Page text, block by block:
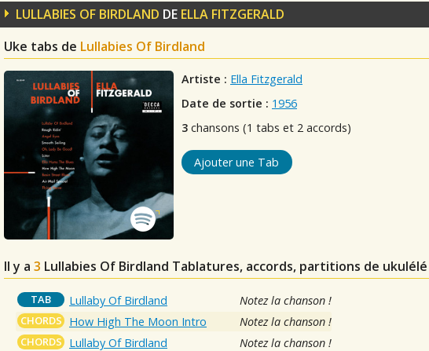
LULLABIES OF BIRDLAND DE ELLA FITZGERALD
Uke tabs de Lullabies Of Birdland
Artiste : Ella Fitzgerald
Date de sortie : 1956
3 chansons (1 tabs et 2 accords)
Ajouter une Tab
Il y a 3 Lullabies Of Birdland Tablatures, accords, partitions de
TAB Lullaby Of Birdland Notez la chanson !
CHORDS How High The Moon Intro Notez la chanson !
CHORDS Lullaby Of Birdland Notez la chanson !